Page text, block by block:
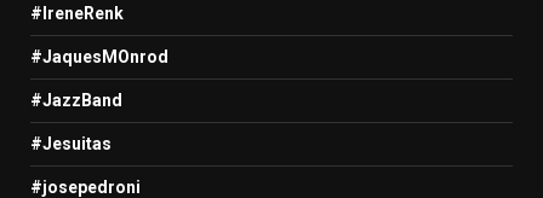
#IreneRenk
#JaquesMOnrod
#JazzBand
#Jesuitas
#josepedroni